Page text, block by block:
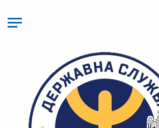
основного
матеріалу